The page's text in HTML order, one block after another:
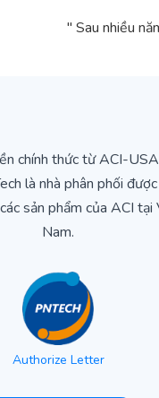
" Sau nhiều
chính thức từ ACI-
là nhà phân phối
sản phẩm của ACI tại
Nam.
Authorize Letter